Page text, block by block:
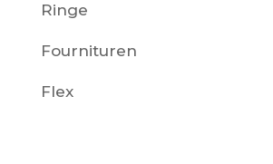
Ringe
Fournituren
Flex